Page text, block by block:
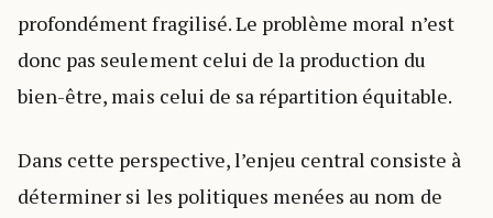
profondément fragilisé. Le problème moral n’est
donc pas seulement celui de la production du
bien-être, mais celui de sa répartition équitable.
Dans cette perspective, l’enjeu central consiste à
déterminer si les politiques menées au nom de